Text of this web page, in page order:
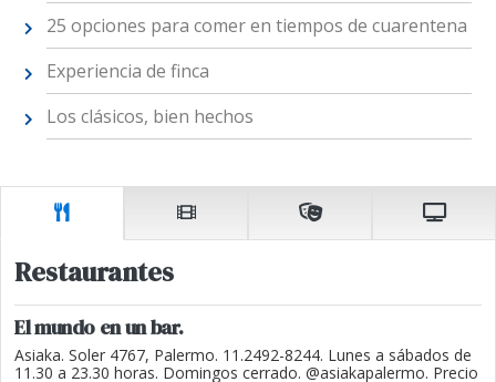
25 opciones para comer en tiempos de cuarentena
Experiencia de finca
Los clásicos, bien hechos
Restaurantes
El mundo en un bar.
Asiaka. Soler 4767, Palermo. 11.2492-8244. Lunes a sábados de
11.30 a 23.30 horas. Domingos cerrado. @asiakapalermo. Precio